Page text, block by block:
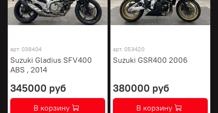
арт. 038404
Suzuki Gladius SFV400
ABS , 2014
345000 руб
В корзину
арт. 053420
Suzuki GSR400 2006
380000 руб
В корзину